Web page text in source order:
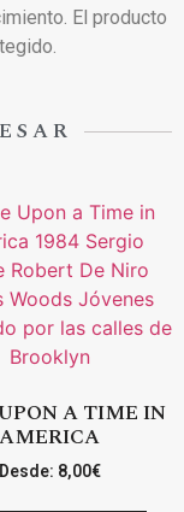
El producto
A TIME IN
AMERICA
Desde: 8,00€